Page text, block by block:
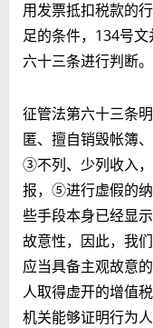
用发票抵扣税款的
足的条件，134号
六十三条进行判断。
征管法第六十三条
匿、擅自销毁帐簿
③不列、少列收入
报，⑤进行虚假的
些手段本身已经显
故意性，因此，我
应当具备主观故意
人取得虚开的增值
机关能够证明行为